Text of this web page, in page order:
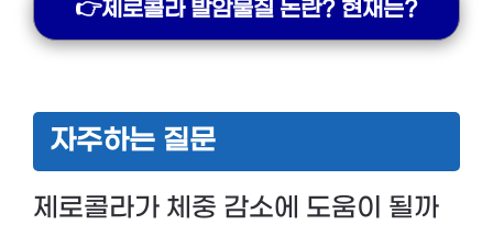
👉제로콜라 발암물질 논란? 현재는?
자주하는 질문
제로콜라가 체중 감소에 도움이 될까